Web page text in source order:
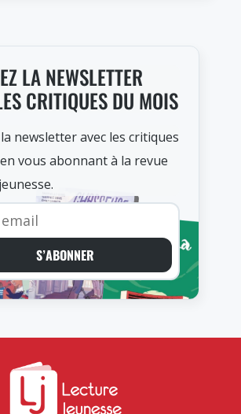
LA NEWSLETTER
CRITIQUES DU MOIS
la newsletter avec les critiques
vous abonnant à la revue
S’ABONNER